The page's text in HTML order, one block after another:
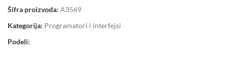
Šifra proizvoda: A3569
Kategorija: Programatori i interfejsi
Podeli: